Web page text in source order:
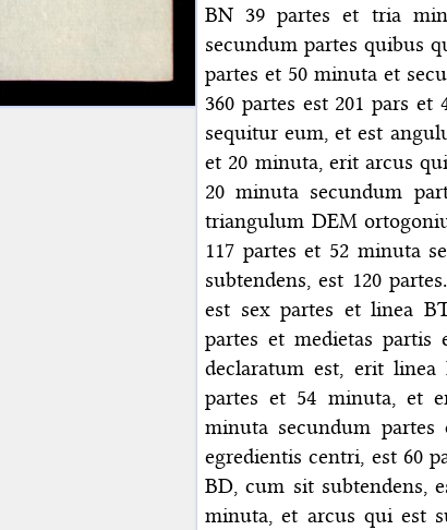
BN 39 partes et tria
secundum partes quibus
partes et 50 minuta et
360 partes est 201 pars
sequitur eum, et est
et 20 minuta, erit arcus
20 minuta secundum
triangulum DEM
117 partes et 52 minuta
subtendens, est 120
est sex partes et linea
partes et medietas
declaratum est, erit
partes et 54 minuta, et
minuta secundum
egredientis centri, est 60
BD, cum sit subtendens,
minuta, et arcus qui est